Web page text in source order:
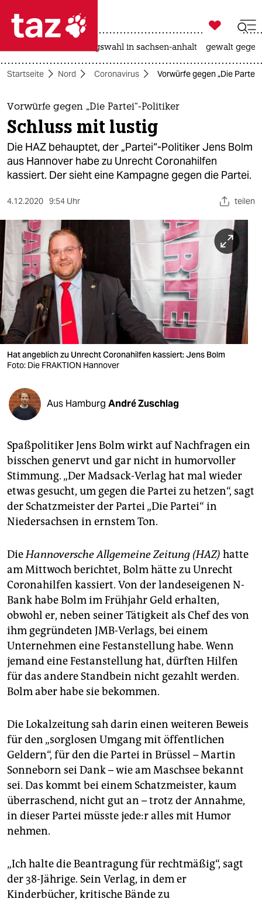
 taz zahl ich
taz zahl ich
themen
politik
öko
sport
berlin
nord
wahrheit
verlag
verlag
veranstaltungen
shop
unterstützen
abo
genossenschaft
epaper login

taz zahl ich
landtagswahl in sachsen-anhalt gewalt
Startseite Nord Coronavirus Vorwürfe gegen „Die
Vorwürfe gegen „Die Partei“-Politiker
Schluss mit lustig
Die HAZ behauptet, der „Partei“-Politiker Jens Bolm
aus Hannover habe zu Unrecht Coronahilfen
kassiert. Der sieht eine Kampagne gegen die Partei.
4.12.2020 9:54 Uhr teilen
Hat angeblich zu Unrecht Coronahilfen kassiert: Jens Bolm
Foto: Die FRAKTION Hannover
Aus Hamburg André Zuschlag
Spaßpolitiker Jens Bolm wirkt auf Nachfragen ein
bisschen genervt und gar nicht in humorvoller
Stimmung. „Der Madsack-Verlag hat mal wieder
etwas gesucht, um gegen die Partei zu hetzen“, sagt
der Schatzmeister der Partei „Die Partei“ in
Niedersachsen in ernstem Ton.
DieHannoversche Allgemeine Zeitung (HAZ) hatte
am Mittwoch berichtet, Bolm hätte zu Unrecht
Coronahilfen kassiert. Von der landeseigenen N-
Bank habe Bolm im Frühjahr Geld erhalten,
obwohl er, neben seiner Tätigkeit als Chef des von
ihm gegründeten JMB-Verlags, bei einem
Unternehmen eine Festanstellung habe. Wenn
jemand eine Festanstellung hat, dürften Hilfen
für das andere Standbein nicht gezahlt werden.
Bolm aber habe sie bekommen.
Die Lokalzeitung sah darin einen weiteren Beweis
für den „sorglosen Umgang mit öffentlichen
Geldern“, für den die Partei in Brüssel – Martin
Sonneborn sei Dank – wie am Maschsee bekannt
sei. Das kommt bei einem Schatzmeister, kaum
überraschend, nicht gut an – trotz der Annahme,
in dieser Partei müsste je­de:r alles mit Humor
nehmen.
„Ich halte die Beantragung für rechtmäßig“, sagt
der 38-Jährige. Sein Verlag, in dem er
Kinderbücher, kritische Bände zu